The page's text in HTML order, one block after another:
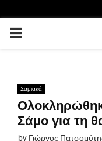
PRIMARY
Σαμιακά
Σάμο για τη
by Γιώργος